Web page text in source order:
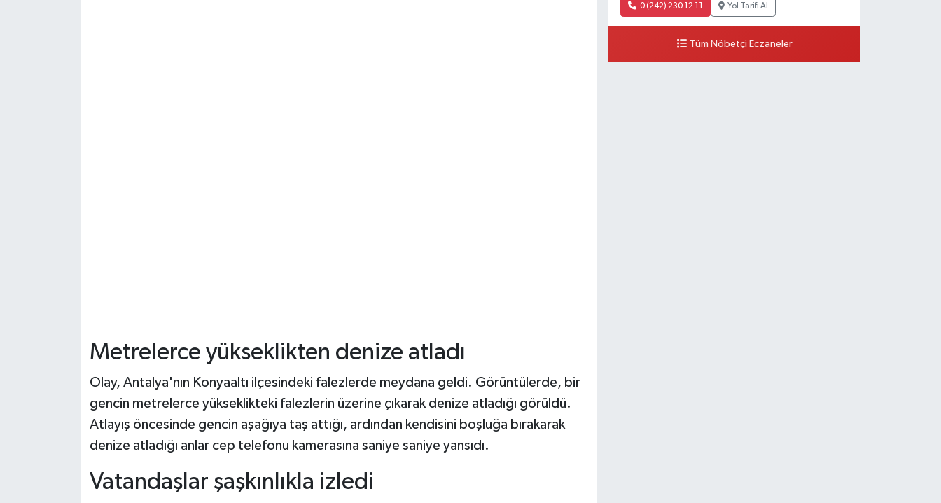
Metrelerce yükseklikten denize atladı
Olay, Antalya'nın Konyaaltı ilçesindeki falezlerde meydana geldi. Görüntülerde, bir
gencin metrelerce yükseklikteki falezlerin üzerine çıkarak denize atladığı görüldü.
Atlayış öncesinde gencin aşağıya taş attığı, ardından kendisini boşluğa bırakarak
denize atladığı anlar cep telefonu kamerasına saniye saniye yansıdı.
Vatandaşlar şaşkınlıkla izledi
0 (242) 230 12 11 Yol Tarifi Al
Tüm Nöbetçi Eczaneler